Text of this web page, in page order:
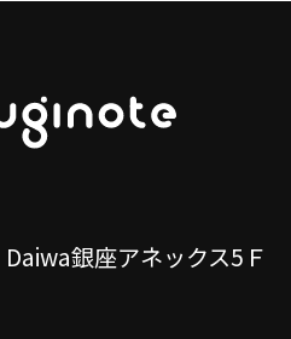
Daiwa銀座アネックス5Ｆ